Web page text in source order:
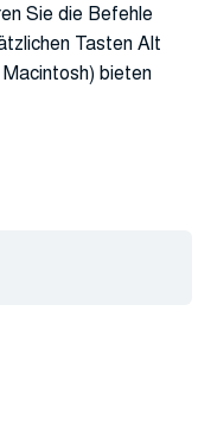
Sie die Befehle
Tasten Alt
bieten